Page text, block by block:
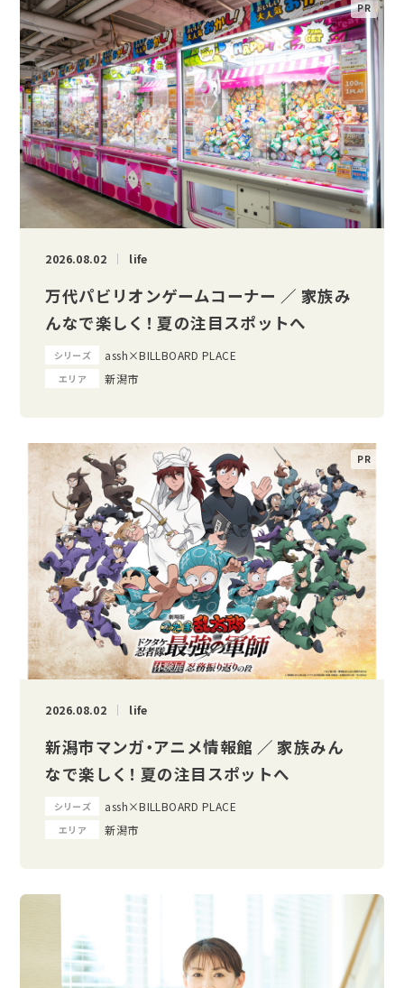
2026.08.02 life
万代パビリオンゲームコーナー ／ 家族み
んなで楽しく！ 夏の注目スポットへ
シリーズ assh×BILLBOARD PLACE
エリア 新潟市
2026.08.02 life
新潟市マンガ・アニメ情報館 ／ 家族みん
なで楽しく！ 夏の注目スポットへ
シリーズ assh×BILLBOARD PLACE
エリア 新潟市